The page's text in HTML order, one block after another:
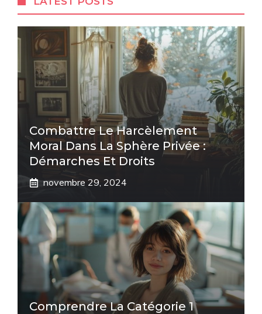
Combattre Le Harcèlement
Moral Dans La Sphère Privée :
Démarches Et Droits
novembre 29, 2024
Comprendre La Catégorie 1